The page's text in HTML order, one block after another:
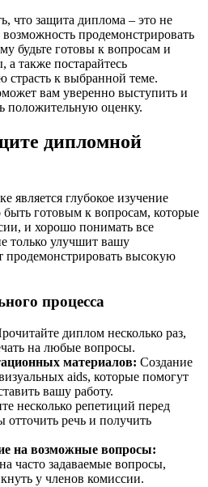
что защита диплома – это не
продемонстрировать
будьте готовы к вопросам и
также постарайтесь
страсть к выбранной теме.
вам уверенно выступить и
положительную оценку.
дипломной
является глубокое изучение
готовым к вопросам, которые
и хорошо понимать все
только улучшит вашу
продемонстрировать высокую
процесса
диплом несколько раз,
на любые вопросы.
материалов: Создание
aids, которые помогут
вашу работу.
несколько репетиций перед
речь и получить
на возможные вопросы:
часто задаваемые вопросы,
у членов комиссии.